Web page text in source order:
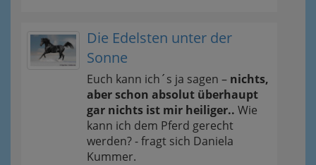
Die Edelsten unter der
Sonne
Euch kann ich´s ja sagen – nichts,
aber schon absolut überhaupt
gar nichts ist mir heiliger.. Wie
kann ich dem Pferd gerecht
werden? - fragt sich Daniela
Kummer.